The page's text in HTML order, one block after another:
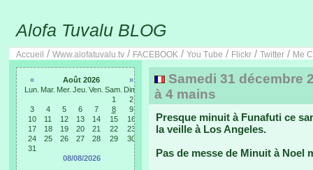
Alofa Tuvalu BLOG
Accueil / Www.alofatuvalu.tv / FACEBOOK / You Tube / Flickr / Twitter / Me
« Août 2026
»
Lun. Mar. Mer. Jeu. Ven. Sam. Dim.
1
2
3
4 5 6 7 8
9
10
11 12 13 14 15
16
17
18 19 20 21 22
23
24
25 26 27 28 29
30
31
08/08/2026
Samedi 31 décembre
à 4 mains
Presque minuit à Funafuti ce
la veille à Los Angeles.
Pas de messe de Minuit à